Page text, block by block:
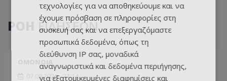
ΡΟΗ ΕΙΔΗΣΕΩΝ
07.08.2026 - 21:14
τεχνολογίες για να αποθηκεύουμε και να
έχουμε πρόσβαση σε πληροφορίες στη
συσκευή σας και να επεξεργαζόμαστε
προσωπικά δεδομένα, όπως τη
διεύθυνση IP σας, μοναδικά
αναγνωριστικά και δεδομένα περιήγησης,
για εξατομικευμένες διαφημίσεις και